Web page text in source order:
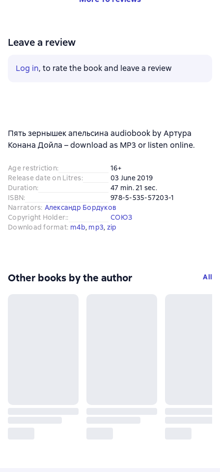
Leave a review
Log in, to rate the book and leave a review
Пять зернышек апельсина audiobook by Артура
Конана Дойла – download as MP3 or listen online.
Age restriction:
16+
Release date on Litres:
03 June 2019
Duration:
47 min. 21 sec.
ISBN:
978-5-535-57203-1
Narrators: Александр Бордуков
Copyright Holder::
СОЮЗ
Download format: m4b, mp3, zip
Other books by the author All